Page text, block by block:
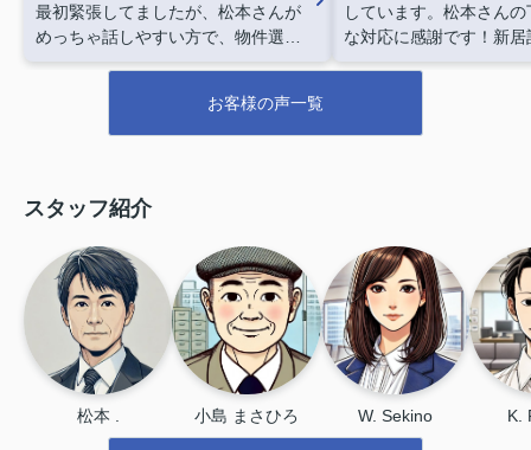
最初緊張してましたが、松本さんが
めっちゃ話しやすい方で、物件選び
れました。何件も一緒に回ってくれ
て、納得いくまで付き合ってくれた
ょう」って丁寧に説明してくれたの
満足いく家を買うことができまし
た！アーバンネットワークさんにお
願いして良かったと心から思ってい
ます。また何かあれば絶対相談しま
す！
しています。松本さん
な対応に感謝です！新
お客様の声一覧
スタッフ紹介
松本 . 小島 まさひろ W. Sekino K.